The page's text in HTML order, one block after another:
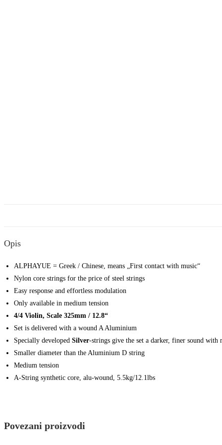
Opis
ALPHAYUE = Greek / Chinese, means „First contact with music“
Nylon core strings for the price of steel strings
Easy response and effortless modulation
Only available in medium tension
4/4 Violin, Scale 325mm / 12.8“
Set is delivered with a wound A Aluminium
Specially developed Silver-strings give the set a darker, finer sound with
Smaller diameter than the Aluminium D string
Medium tension
A-String synthetic core, alu-wound, 5.5kg/12.1lbs
Povezani proizvodi